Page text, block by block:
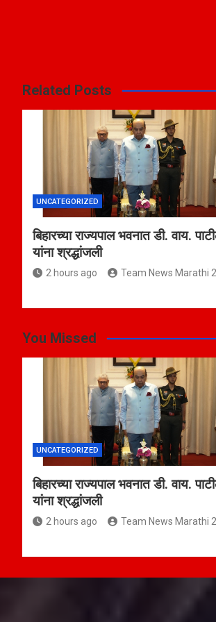
Related Posts
UNCATEGORIZED
बिहारच्या राज्यपाल भवनात डी. वाय.
यांना श्रद्धांजली
2 hours ago Team News Marathi
You Missed
UNCATEGORIZED
बिहारच्या राज्यपाल भवनात डी. वाय.
यांना श्रद्धांजली
2 hours ago Team News Marathi